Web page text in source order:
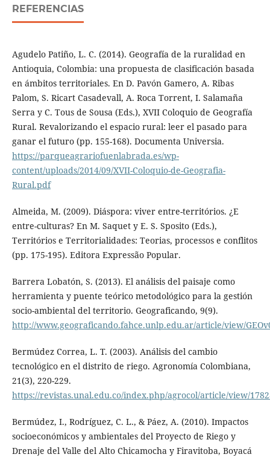
REFERENCIAS
Agudelo Patiño, L. C. (2014). Geografía de la ruralidad en
Antioquia, Colombia: una propuesta de clasificación basada
en ámbitos territoriales. En D. Pavón Gamero, A. Ribas
Palom, S. Ricart Casadevall, A. Roca Torrent, I. Salamaña
Serra y C. Tous de Sousa (Eds.), XVII Coloquio de Geografía
Rural. Revalorizando el espacio rural: leer el pasado para
ganar el futuro (pp. 155-168). Documenta Universia.
https://parqueagrariofuenlabrada.es/wp-
content/uploads/2014/09/XVII-Coloquio-de-Geografia-
Rural.pdf
Almeida, M. (2009). Diáspora: viver entre-territórios. ¿E
entre-culturas? En M. Saquet y E. S. Sposito (Eds.),
Territórios e Territorialidades: Teorias, processos e conflitos
(pp. 175-195). Editora Expressão Popular.
Barrera Lobatón, S. (2013). El análisis del paisaje como
herramienta y puente teórico metodológico para la gestión
socio-ambiental del territorio. Geograficando, 9(9).
http://www.geograficando.fahce.unlp.edu.ar/article/view/
Bermúdez Correa, L. T. (2003). Análisis del cambio
tecnológico en el distrito de riego. Agronomía Colombiana,
21(3), 220-229.
https://revistas.unal.edu.co/index.php/agrocol/article/view/
Bermúdez, I., Rodríguez, C. L., & Páez, A. (2010). Impactos
socioeconómicos y ambientales del Proyecto de Riego y
Drenaje del Valle del Alto Chicamocha y Firavitoba, Boyacá